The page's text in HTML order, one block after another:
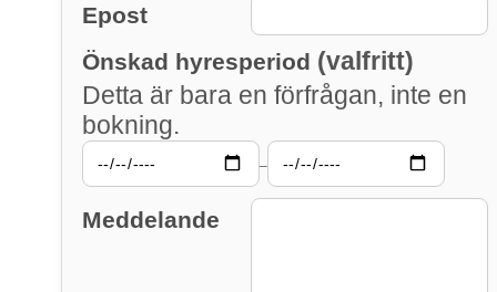
Epost
Önskad hyresperiod (valfritt)
Detta är bara en förfrågan, inte en
bokning.
–
Meddelande